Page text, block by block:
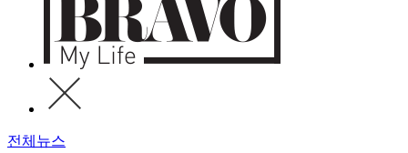
전체뉴스